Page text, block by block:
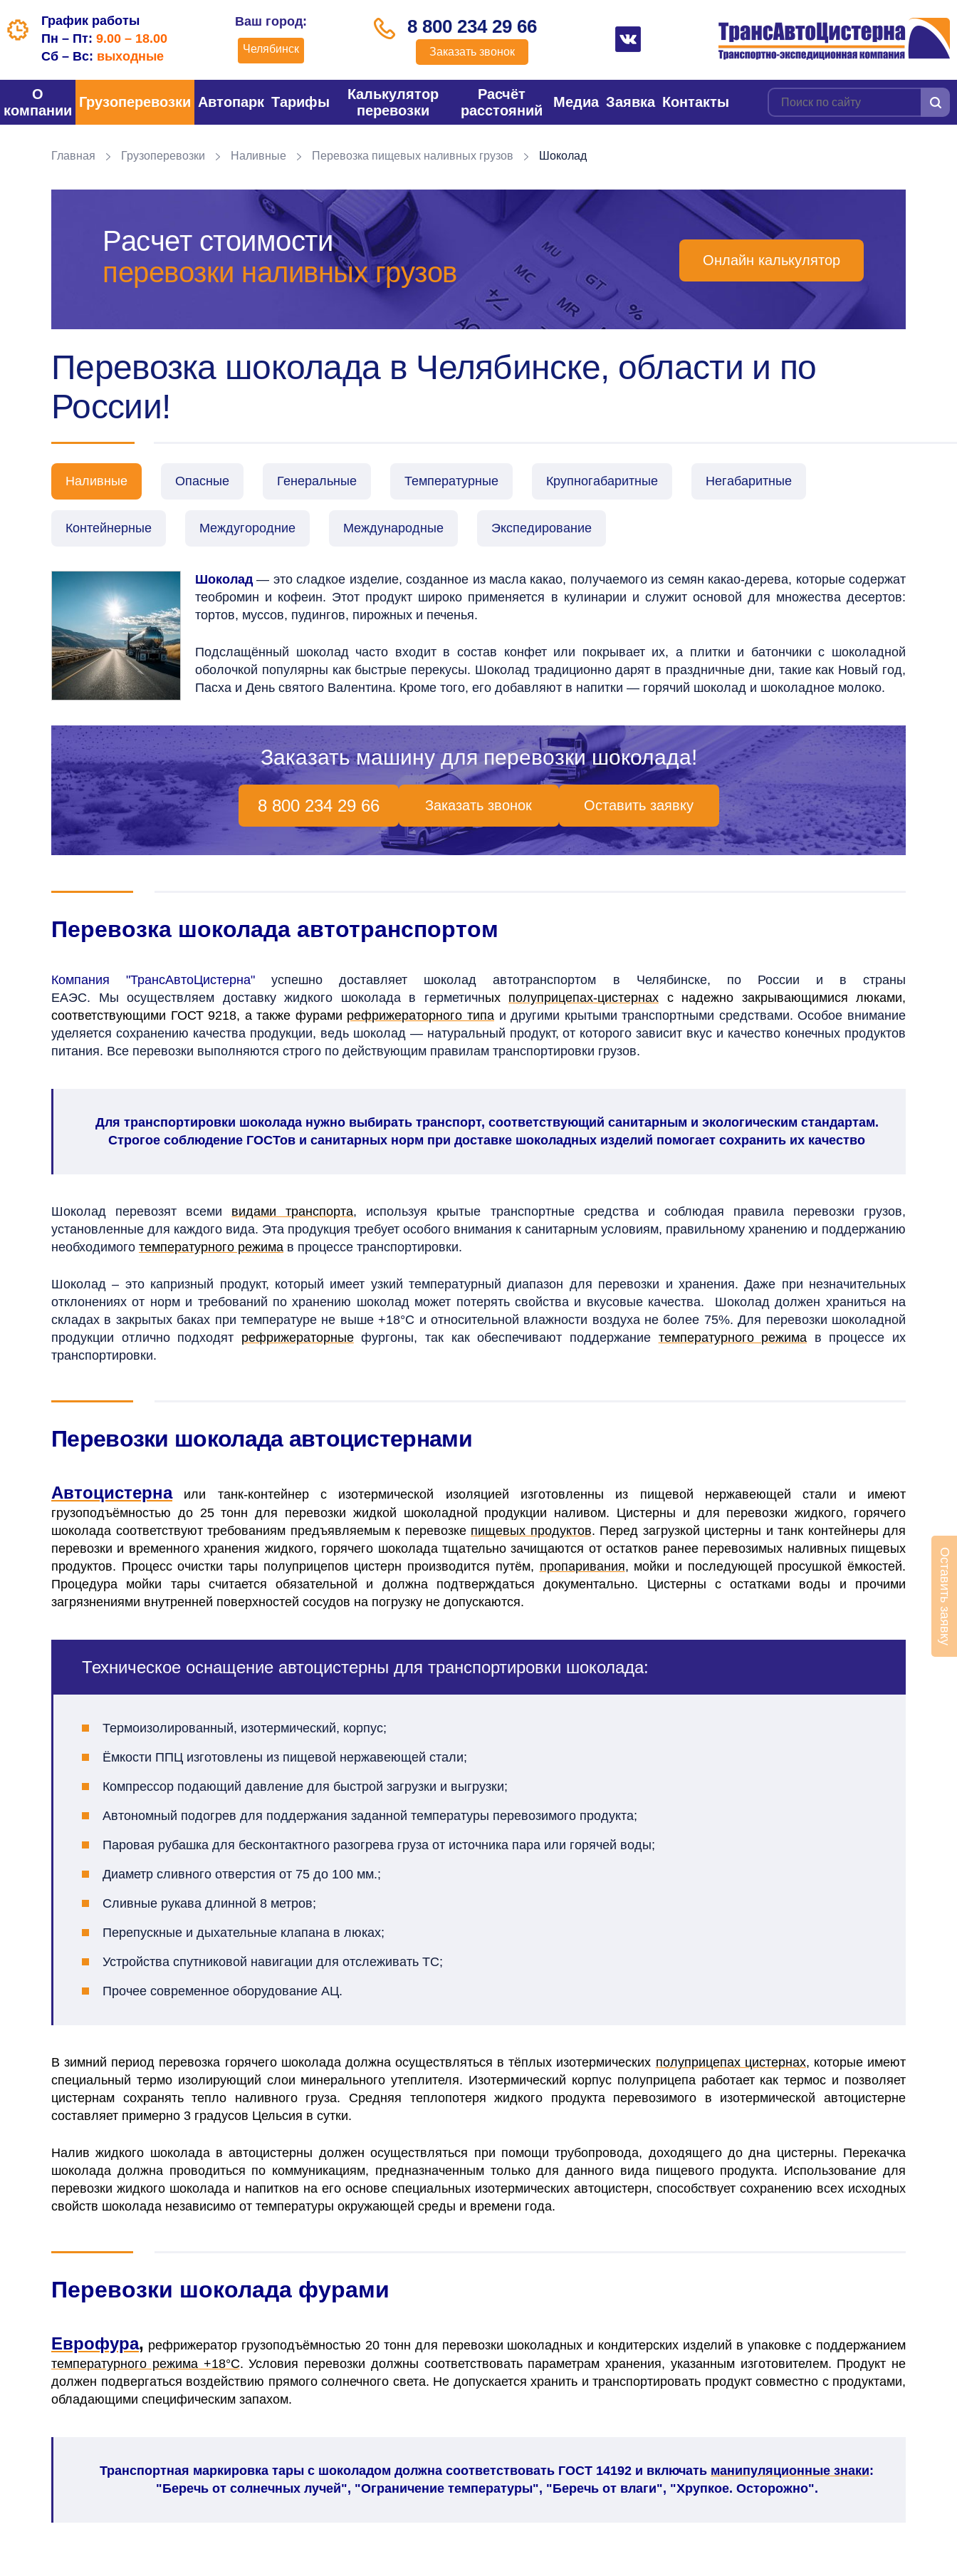
График работы
Пн – Пт: 9.00 – 18.00
Сб – Вс: выходные
Ваш город:
Челябинск
8 800 234 29 66
Заказать звонок
О
компании
Грузоперевозки Автопарк Тарифы
Калькулятор
перевозки
Расчёт
расстояний
Медиа Заявка Контакты
Главная Грузоперевозки Наливные Перевозка пищевых наливных грузов Шоколад
Расчет стоимости
перевозки наливных грузов
Онлайн калькулятор
Перевозка шоколада в Челябинске, области и по
России!
Наливные Опасные Генеральные Температурные Крупногабаритные Негабаритные
Контейнерные Междугородние Международные Экспедирование
Шоколад— это сладкое изделие, созданное из масла какао, получаемого из семян какао-дерева, которые содержат
теобромин и кофеин. Этот продукт широко применяется в кулинарии и служит основой для множества десертов:
тортов, муссов, пудингов, пирожных и печенья.
Подслащённый шоколад часто входит в состав конфет или покрывает их, а плитки и батончики с шоколадной
оболочкой популярны как быстрые перекусы. Шоколад традиционно дарят в праздничные дни, такие как Новый год,
Пасха и День святого Валентина. Кроме того, его добавляют в напитки — горячий шоколад и шоколадное молоко.
Заказать машину для перевозки шоколада!
8 800 234 29 66 Заказать звонок Оставить заявку
Перевозка шоколада автотранспортом
Компания "ТрансАвтоЦистерна" успешно доставляет шоколад автотранспортом в Челябинске, по России и в страны
ЕАЭС. Мы осуществляем доставку жидкого шоколада в герметичных полуприцепах-цистернах с надежно закрывающимися люками,
соответствующими ГОСТ 9218, а также фурами рефрижераторного типа и другими крытыми транспортными средствами. Особое внимание
уделяется сохранению качества продукции, ведь шоколад — натуральный продукт, от которого зависит вкус и качество конечных продуктов
питания. Все перевозки выполняются строго по действующим правилам транспортировки грузов.
Для транспортировки шоколада нужно выбирать транспорт, соответствующий санитарным и экологическим стандартам.
Строгое соблюдение ГОСТов и санитарных норм при доставке шоколадных изделий помогает сохранить их качество
Шоколад перевозят всеми видами транспорта, используя крытые транспортные средства и соблюдая правила перевозки грузов,
установленные для каждого вида. Эта продукция требует особого внимания к санитарным условиям, правильному хранению и поддержанию
необходимого температурного режима в процессе транспортировки.
Шоколад – это капризный продукт, который имеет узкий температурный диапазон для перевозки и хранения. Даже при незначительных
отклонениях от норм и требований по хранению шоколад может потерять свойства и вкусовые качества. Шоколад должен храниться на
складах в закрытых баках при температуре не выше +18°С и относительной влажности воздуха не более 75%. Для перевозки шоколадной
продукции отлично подходят рефрижераторныефургоны, так как обеспечивают поддержание температурного режима в процессе их
транспортировки.
Перевозки шоколада автоцистернами
Автоцистернаили танк-контейнер с изотермической изоляцией изготовленны из пищевой нержавеющей стали и имеют
грузоподъёмностью до 25 тонн для перевозки жидкой шоколадной продукции наливом. Цистерны и для перевозки жидкого, горячего
шоколада соответствуют требованиям предъявляемым к перевозке пищевых продуктов. Перед загрузкой цистерны и танк контейнеры для
перевозки и временного хранения жидкого, горячего шоколада тщательно зачищаются от остатков ранее перевозимых наливных пищевых
продуктов. Процесс очистки тары полуприцепов цистерн производится путём, пропаривания, мойки и последующей просушкой ёмкостей.
Процедура мойки тары считается обязательной и должна подтверждаться документально. Цистерны с остатками воды и прочими
загрязнениями внутренней поверхностей сосудов на погрузку не допускаются.
Техническое оснащение автоцистерны для транспортировки шоколада:
Термоизолированный, изотермический, корпус;
Ёмкости ППЦ изготовлены из пищевой нержавеющей стали;
Компрессор подающий давление для быстрой загрузки и выгрузки;
Автономный подогрев для поддержания заданной температуры перевозимого продукта;
Паровая рубашка для бесконтактного разогрева груза от источника пара или горячей воды;
Диаметр сливного отверстия от 75 до 100 мм.;
Сливные рукава длинной 8 метров;
Перепускные и дыхательные клапана в люках;
Устройства спутниковой навигации для отслеживать ТС;
Прочее современное оборудование АЦ.
В зимний период перевозка горячего шоколада должна осуществляться в тёплых изотермических полуприцепах цистернах, которые имеют
специальный термо изолирующий слои минерального утеплителя. Изотермический корпус полуприцепа работает как термос и позволяет
цистернам сохранять тепло наливного груза. Средняя теплопотеря жидкого продукта перевозимого в изотермической автоцистерне
составляет примерно 3 градусов Цельсия в сутки.
Налив жидкого шоколада в автоцистерны должен осуществляться при помощи трубопровода, доходящего до дна цистерны. Перекачка
шоколада должна проводиться по коммуникациям, предназначенным только для данного вида пищевого продукта. Использование для
перевозки жидкого шоколада и напитков на его основе специальных изотермических автоцистерн, способствует сохранению всех исходных
свойств шоколада независимо от температуры окружающей среды и времени года.
Перевозки шоколада фурами
Еврофура, рефрижератор грузоподъёмностью 20 тонн для перевозки шоколадных и кондитерских изделий в упаковке с поддержанием
температурного режима +18°C.Условия перевозки должны соответствовать параметрам хранения, указанным изготовителем. Продукт не
должен подвергаться воздействию прямого солнечного света. Не допускается хранить и транспортировать продукт совместно с продуктами,
обладающими специфическим запахом.
Транспортная маркировка тары с шоколадом должна соответствовать ГОСТ 14192 и включать манипуляционные знаки:
"Беречь от солнечных лучей", "Ограничение температуры", "Беречь от влаги", "Хрупкое. Осторожно".
Оставить заявку